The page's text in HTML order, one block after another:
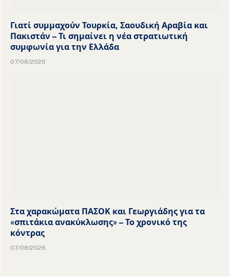
Γιατί συμμαχούν Τουρκία, Σαουδική Αραβία και
Πακιστάν – Τι σημαίνει η νέα στρατιωτική
συμφωνία για την Ελλάδα
07/08/2026
Στα χαρακώματα ΠΑΣΟΚ και Γεωργιάδης για τα
«σπιτάκια ανακύκλωσης» – Το χρονικό της
κόντρας
07/08/2026